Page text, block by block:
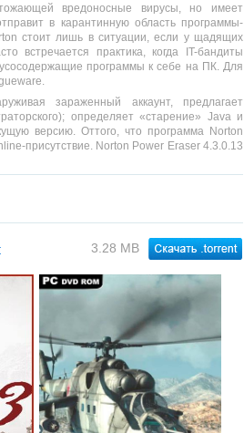
вредоносные вирусы, но имеет
в карантинную область программы-
стоит лишь в ситуации, если у щадящих
встречается практика, когда IT-бандиты
программы к себе на ПК. Для
зараженный аккаунт, предлагает
определяет «старение» Java и
версию. Оттого, что программа Norton
присутствие. Norton Power Eraser 4.3.0.13
3.28 MB